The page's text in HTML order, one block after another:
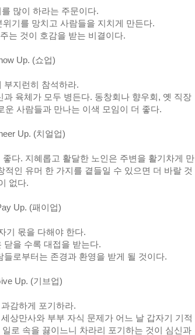
많이 하라는 주문이다.
기를 망치고 사람들을 지치게 만든다.
는 것이 호감을 받는 비결이다.
Up. (쇼업)
부지런히 참석하라.
육체가 모두 병든다. 동창회나 향우회, 옛 직장
운 사람들과 만나는 이색 모임이 더 좋다.
Up. (치얼업)
다. 지혜롭고 활달한 노인은 주변을 활기차게 만
인 유머 한 가지를 곁들일 수 있으면 더 바랄 것
없다.
Up. (패이업)
기 몫을 다해야 한다.
닫을 수록 대접을 받는다.
로부터는 존경과 환영을 받게 될 것이다.
Up. (기브업)
감하게 포기하라.
상만사와 부부 자식 문제가 어느 날 갑자기 기적
로 속을 끓이느니 차라리 포기하는 것이 심신과